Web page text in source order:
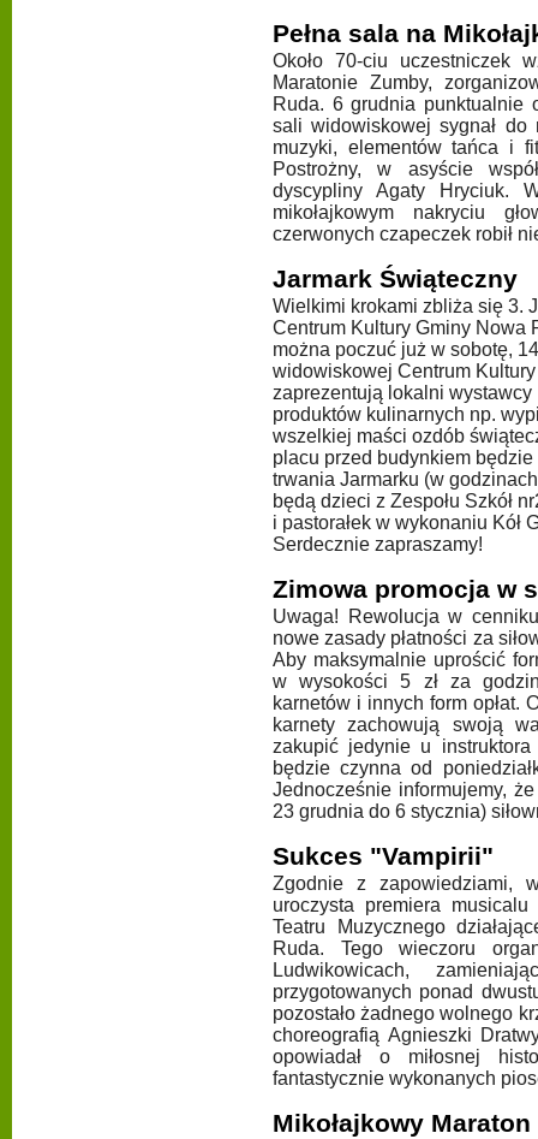
Pełna sala na
Około 70-ciu uczestniczek
Maratonie Zumby,
Ruda. 6 grudnia punktualnie
sali widowiskowej sygnał do
muzyki, elementów tańca i
Postrożny, w asyście
dyscypliny Agaty Hryciuk.
mikołajkowym nakryciu
czerwonych czapeczek robił
Jarmark Świąteczny
Wielkimi krokami zbliża się 3.
Centrum Kultury Gminy Nowa
można poczuć już w sobotę,
widowiskowej Centrum
zaprezentują lokalni wystawcy
produktów kulinarnych np.
wszelkiej maści ozdób
placu przed budynkiem
trwania Jarmarku (w
będą dzieci z Zespołu Szkół
i pastorałek w wykonaniu Kół
Serdecznie zapraszamy!
Zimowa promocja w
Uwaga! Rewolucja w
nowe zasady płatności za
Aby maksymalnie uprościć
w wysokości 5 zł za
karnetów i innych form opłat.
karnety zachowują swoją
zakupić jedynie u
będzie czynna od
Jednocześnie informujemy,
23 grudnia do 6 stycznia)
Sukces "Vampirii"
Zgodnie z zapowiedziami,
uroczysta premiera
Teatru Muzycznego
Ruda. Tego wieczoru
Ludwikowicach,
przygotowanych ponad
pozostało żadnego wolnego
choreografią Agnieszki
opowiadał o miłosnej
fantastycznie wykonanych
Mikołajkowy